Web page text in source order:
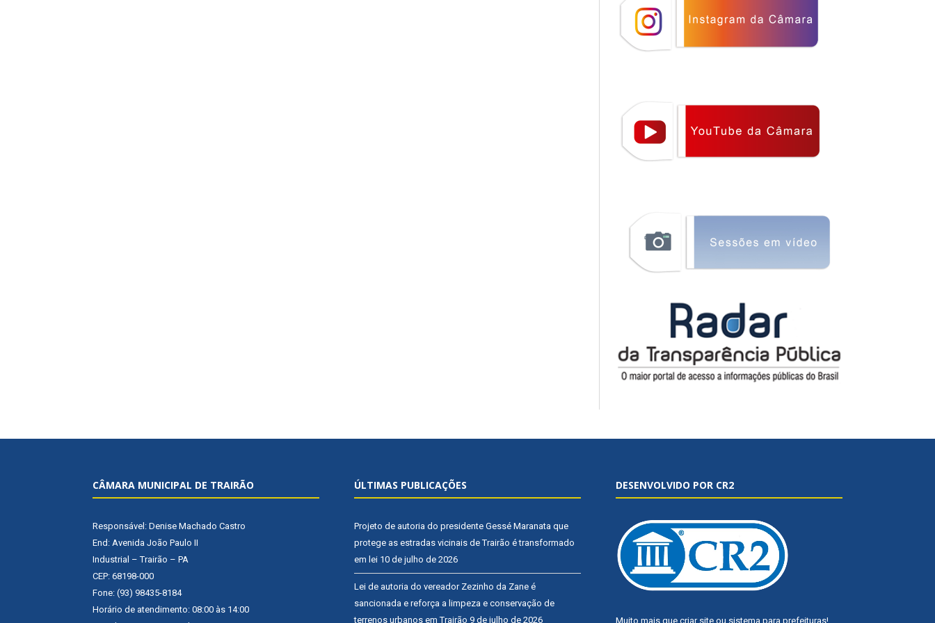
CÂMARA MUNICIPAL DE TRAIRÃO
Responsável: Denise Machado Castro
End: Avenida João Paulo II
Industrial – Trairão – PA
CEP: 68198-000
Fone: (93) 98435-8184
Horário de atendimento: 08:00 às 14:00
ÚLTIMAS PUBLICAÇÕES
Projeto de autoria do presidente Gessé Maranata que
protege as estradas vicinais de Trairão é transformado
em lei 10 de julho de 2026
Lei de autoria do vereador Zezinho da Zane é
sancionada e reforça a limpeza e conservação de
terrenos urbanos em Trairão 9 de julho de 2026
DESENVOLVIDO POR CR2
Muito mais que criar site ou sistema para prefeituras!